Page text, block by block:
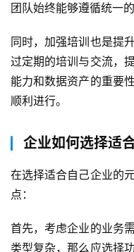
团队始终能够遵循统一
同时，加强培训也是提
过定期的培训与交流，
能力和数据资产的重要
顺利进行。
企业如何选择适
在选择适合自己企业的
点：
首先，考虑企业的业务
类型复杂，那么应选择